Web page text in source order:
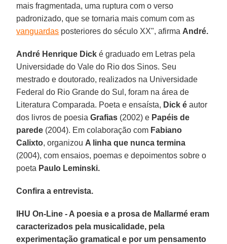
mais fragmentada, uma ruptura com o verso
padronizado, que se tornaria mais comum com as
vanguardas posteriores do século XX", afirma André.
André Henrique Dické graduado em Letras pela
Universidade do Vale do Rio dos Sinos. Seu
mestrado e doutorado, realizados na Universidade
Federal do Rio Grande do Sul, foram na área de
Literatura Comparada. Poeta e ensaísta, Dick é autor
dos livros de poesiaGrafias (2002) e Papéis de
parede (2004). Em colaboração com Fabiano
Calixto, organizou A linha que nunca termina
(2004), com ensaios, poemas e depoimentos sobre o
poeta Paulo Leminski.
Confira a entrevista.
IHU On-Line - A poesia e a prosa de Mallarmé eram
caracterizados pela musicalidade, pela
experimentação gramatical e por um pensamento